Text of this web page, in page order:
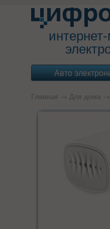
Авто
Главная → Для дома →